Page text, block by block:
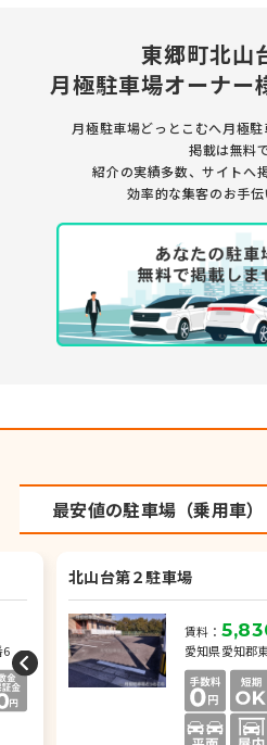
東郷町北山
月極駐車場オーナー
月極駐車場どっとこむへ月極
掲載は無料で
紹介の実績多数、サイトへ
効率的な集客のお手伝
最安値の駐車場（乗用車）
6
北山台第２駐車場
賃料：
愛知県愛知郡